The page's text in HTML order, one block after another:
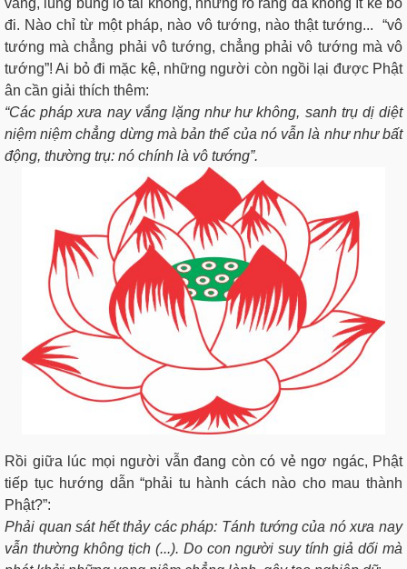
đi. Nào chỉ từ một pháp, nào vô tướng, nào thật tướng... “vô
tướng mà chẳng phải vô tướng, chẳng phải vô tướng mà vô
tướng”! Ai bỏ đi mặc kệ, những người còn ngồi lại được Phật
ân cần giải thích thêm:
“Các pháp xưa nay vắng lặng như hư không, sanh trụ dị diệt
niệm niệm chẳng dừng mà bản thể của nó vẫn là như như bất
động, thường trụ: nó chính là vô tướng”.
Rồi giữa lúc mọi người vẫn đang còn có vẻ ngơ ngác, Phật
tiếp tục hướng dẫn “phải tu hành cách nào cho mau thành
Phật?”:
Phải quan sát hết thảy các pháp: Tánh tướng của nó xưa nay
vẫn thường không tịch (...). Do con người suy tính giả dối mà